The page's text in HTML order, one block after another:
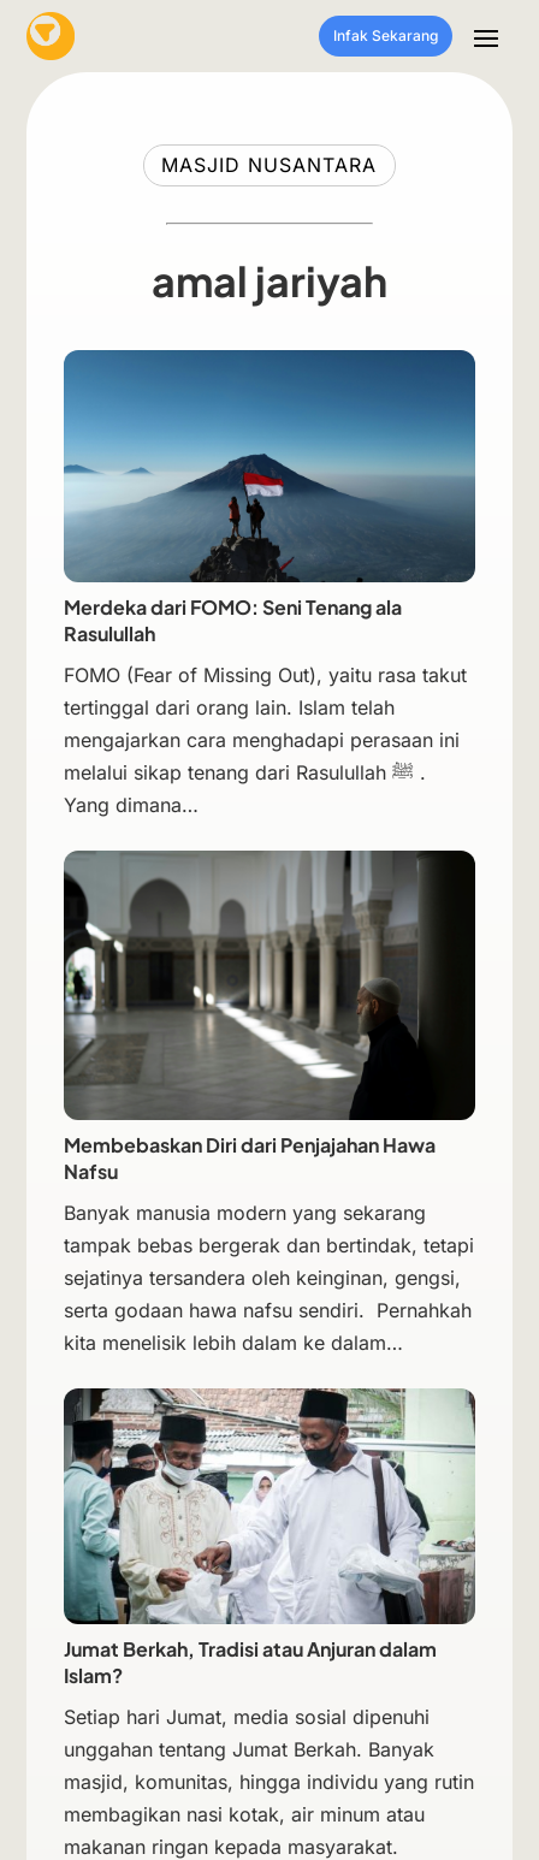
Infak Sekarang
MASJID NUSANTARA
amal jariyah
Merdeka dari FOMO: Seni Tenang ala
Rasulullah
FOMO (Fear of Missing Out), yaitu rasa takut
tertinggal dari orang lain. Islam telah
mengajarkan cara menghadapi perasaan ini
melalui sikap tenang dari Rasulullah ﷺ .
Yang dimana…
Membebaskan Diri dari Penjajahan Hawa
Nafsu
Banyak manusia modern yang sekarang
tampak bebas bergerak dan bertindak, tetapi
sejatinya tersandera oleh keinginan, gengsi,
serta godaan hawa nafsu sendiri. Pernahkah
kita menelisik lebih dalam ke dalam…
Jumat Berkah, Tradisi atau Anjuran dalam
Islam?
Setiap hari Jumat, media sosial dipenuhi
unggahan tentang Jumat Berkah. Banyak
masjid, komunitas, hingga individu yang rutin
membagikan nasi kotak, air minum atau
makanan ringan kepada masyarakat.